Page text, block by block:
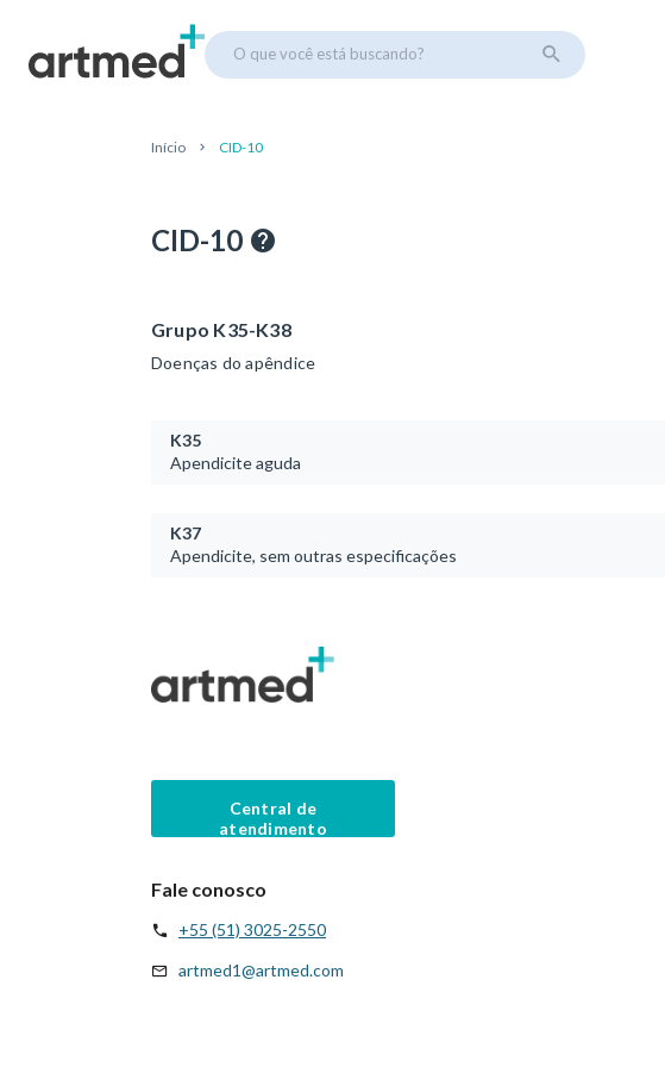
O que você está buscando?
Início CID-10
CID-10
Grupo K35-K38
Doenças do apêndice
K35
Apendicite aguda
K37
Apendicite, sem outras especificações
Central de
atendimento
Fale conosco
+55 (51) 3025-2550
artmed1@artmed.com